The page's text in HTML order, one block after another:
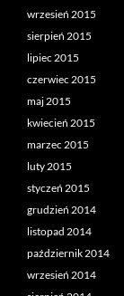
wrzesień 2015
sierpień 2015
lipiec 2015
czerwiec 2015
maj 2015
kwiecień 2015
marzec 2015
luty 2015
styczeń 2015
grudzień 2014
listopad 2014
październik 2014
wrzesień 2014